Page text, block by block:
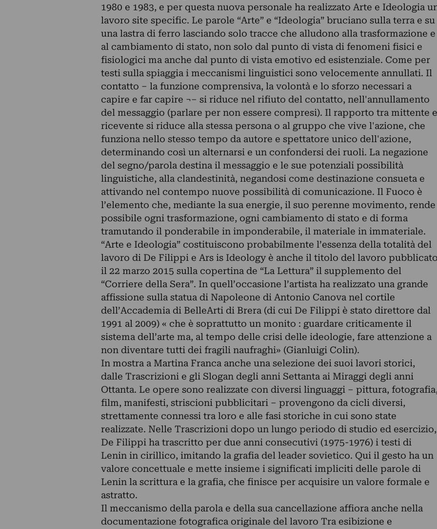
1980 e 1983, e per questa nuova personale ha realizzato Arte e Ideologia
lavoro site specific. Le parole “Arte” e “Ideologia” bruciano sulla terra e su
una lastra di ferro lasciando solo tracce che alludono alla trasformazione e
al cambiamento di stato, non solo dal punto di vista di fenomeni fisici e
fisiologici ma anche dal punto di vista emotivo ed esistenziale. Come per
testi sulla spiaggia i meccanismi linguistici sono velocemente annullati. Il
contatto – la funzione comprensiva, la volontà e lo sforzo necessari a
capire e far capire ¬– si riduce nel rifiuto del contatto, nell'annullamento
del messaggio (parlare per non essere compresi). Il rapporto tra mittente e
ricevente si riduce alla stessa persona o al gruppo che vive l'azione, che
funziona nello stesso tempo da autore e spettatore unico dell'azione,
determinando così un alternarsi e un confondersi dei ruoli. La negazione
del segno/parola destina il messaggio e le sue potenziali possibilità
linguistiche, alla clandestinità, negandosi come destinazione consueta e
attivando nel contempo nuove possibilità di comunicazione. Il Fuoco è
l’elemento che, mediante la sua energie, il suo perenne movimento, rende
possibile ogni trasformazione, ogni cambiamento di stato e di forma
tramutando il ponderabile in imponderabile, il materiale in immateriale.
“Arte e Ideologia” costituiscono probabilmente l’essenza della totalità del
lavoro di De Filippi e Ars is Ideology è anche il titolo del lavoro
il 22 marzo 2015 sulla copertina de “La Lettura” il supplemento del
“Corriere della Sera”. In quell’occasione l’artista ha realizzato una grande
affissione sulla statua di Napoleone di Antonio Canova nel cortile
dell’Accademia di BelleArti di Brera (di cui De Filippi è stato direttore dal
1991 al 2009) « che è soprattutto un monito : guardare criticamente il
sistema dell’arte ma, al tempo delle crisi delle ideologie, fare attenzione a
non diventare tutti dei fragili naufraghi» (Gianluigi Colin).
In mostra a Martina Franca anche una selezione dei suoi lavori storici,
dalle Trascrizioni e gli Slogan degli anni Settanta ai Miraggi degli anni
Ottanta. Le opere sono realizzate con diversi linguaggi – pittura,
film, manifesti, striscioni pubblicitari – provengono da cicli diversi,
strettamente connessi tra loro e alle fasi storiche in cui sono state
realizzate. Nelle Trascrizioni dopo un lungo periodo di studio ed esercizio,
De Filippi ha trascritto per due anni consecutivi (1975-1976) i testi di
Lenin in cirillico, imitando la grafia del leader sovietico. Qui il gesto ha un
valore concettuale e mette insieme i significati impliciti delle parole di
Lenin la scrittura e la grafia, che finisce per acquisire un valore formale e
astratto.
Il meccanismo della parola e della sua cancellazione affiora anche nella
documentazione fotografica originale del lavoro Tra esibizione e